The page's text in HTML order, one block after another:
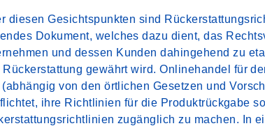
diesen Gesichtspunkten sind
Dokument, welches dazu dient, das
und dessen Kunden dahingehend zu
Rückerstattung gewährt wird. Onlinehandel für
von den örtlichen Gesetzen und
ihre Richtlinien für die Produktrückgabe
zugänglich zu machen. In